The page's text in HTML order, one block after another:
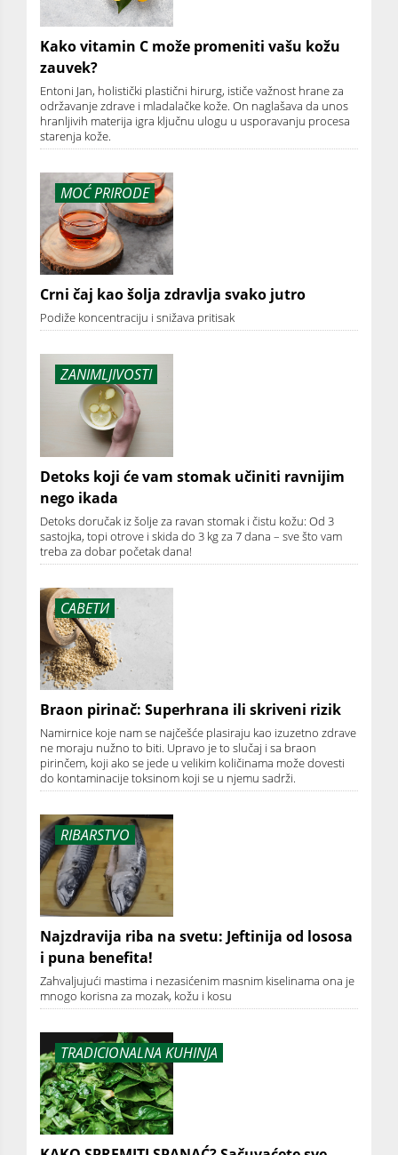
Kako vitamin C može promeniti vašu kožu
zauvek?
Entoni Jan, holistički plastični hirurg, ističe važnost hrane za
održavanje zdrave i mladalačke kože. On naglašava da unos
hranljivih materija igra ključnu ulogu u usporavanju procesa
starenja kože.
MOĆ PRIRODE
Crni čaj kao šolja zdravlja svako jutro
Podiže koncentraciju i snižava pritisak
ZANIMLJIVOSTI
Detoks koji će vam stomak učiniti ravnijim
nego ikada
Detoks doručak iz šolje za ravan stomak i čistu kožu: Od 3
sastojka, topi otrove i skida do 3 kg za 7 dana – sve što vam
treba za dobar početak dana!
САВЕТИ
Braon pirinač: Superhrana ili skriveni rizik
Namirnice koje nam se najčešće plasiraju kao izuzetno zdrave
ne moraju nužno to biti. Upravo je to slučaj i sa braon
pirinčem, koji ako se jede u velikim količinama može dovesti
do kontaminacije toksinom koji se u njemu sadrži.
RIBARSTVO
Najzdravija riba na svetu: Jeftinija od lososa
i puna benefita!
Zahvaljujući mastima i nezasićenim masnim kiselinama ona je
mnogo korisna za mozak, kožu i kosu
TRADICIONALNA KUHINJA